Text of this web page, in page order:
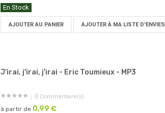
En Stock
AJOUTER AU PANIER AJOUTER À MA LISTE D'ENVIES
J'irai, j'irai, j'irai - Eric Toumieux - MP3
0 Commentaire(s)
à partir de 0,99 €